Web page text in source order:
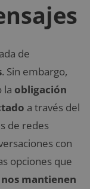
de
. Sin embargo,
la obligación
a través del
de redes
con
opciones que
nos mantienen